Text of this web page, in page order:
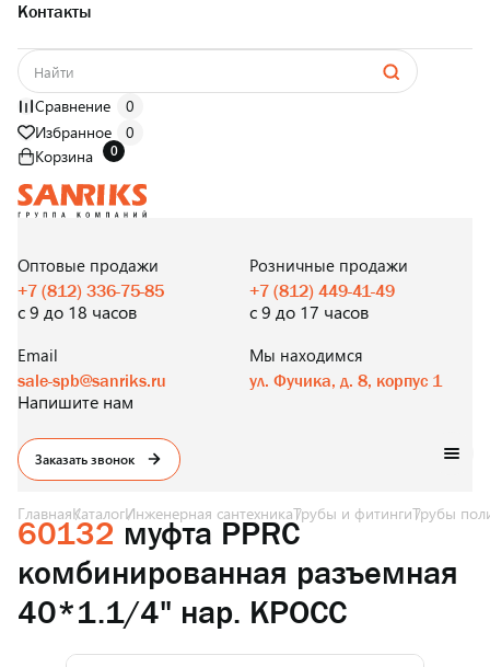
Контакты
Сравнение
0
Избранное
0
Корзина
0
И В РОЗНИЦУ
Оптовые продажи
+7 (812) 336-75-85
с 9 до 18 часов
Розничные продажи
+7 (812) 449-41-49
с 9 до 17 часов
Email
sale-spb@sanriks.ru
Напишите нам
Мы находимся
ул. Фучика, д. 8, корпус 1
Заказать звонок
ГлавнаяКаталогИнженерная сантехникаТрубы и фитингиТрубы
60132 муфта PPRC
комбинированная разъемная
40*1.1/4" нар. КРОСС